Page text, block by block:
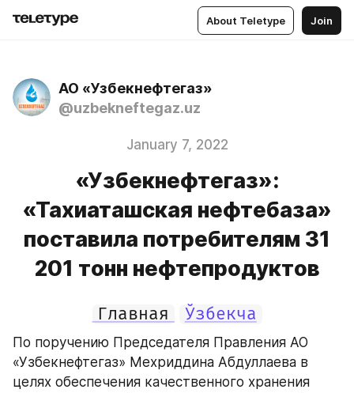
About Teletype Join
АО «Узбекнефтегаз»
@uzbekneftegaz.uz
January 7, 2022
«Узбекнефтегаз»:
«Тахиаташская нефтебаза»
поставила потребителям 31
201 тонн нефтепродуктов
Главная Ўзбекча
По поручению Председателя Правления АО
«Узбекнефтегаз» Мехриддина Абдуллаева в
целях обеспечения качественного хранения